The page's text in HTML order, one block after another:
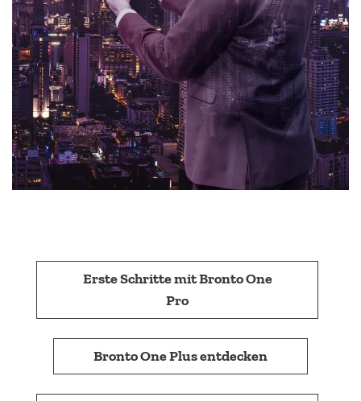
Erste Schritte mit Bronto One
Pro
Bronto One Plus entdecken